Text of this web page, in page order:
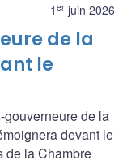
1 er juin 2026
de la
le
de la
devant le
de la Chambre